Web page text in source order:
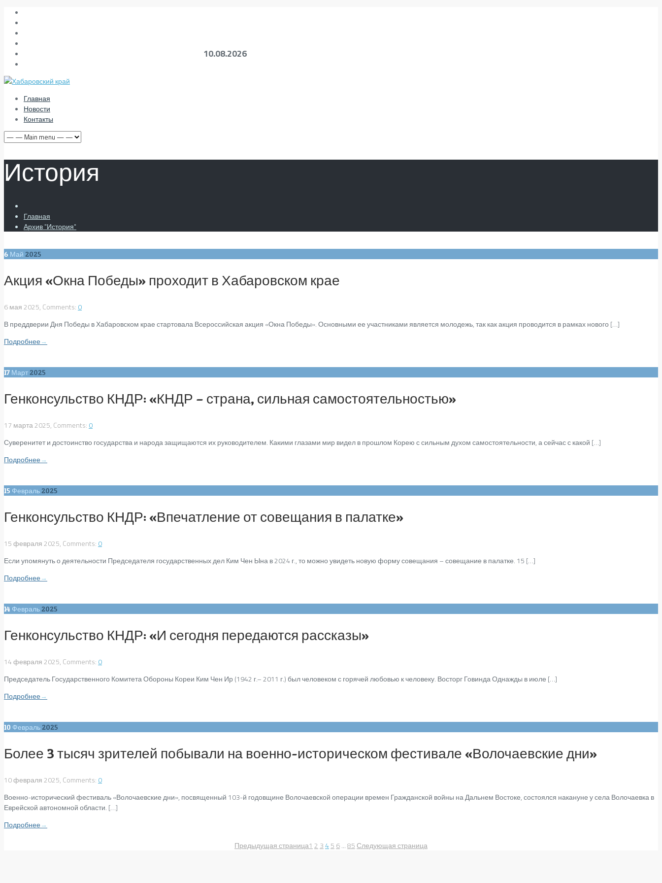
10.08.2026
Главная
Новости
Контакты
История
Главная
Архив "История"
6 Май 2025
Акция «Окна Победы» проходит в Хабаровском крае
6 мая 2025, Comments: 0
В преддверии Дня Победы в Хабаровском крае стартовала Всероссийская акция «Окна Победы». Основными ее участниками является молодежь, так как акция проводится в рамках нового […]
Подробнее→
17 Март2025
Генконсульство КНДР: «КНДР – страна, сильная самостоятельностью»
17 марта 2025, Comments: 0
Суверенитет и достоинство государства и народа защищаются их руководителем. Какими глазами мир видел в прошлом Корею с сильным духом самостоятельности, а сейчас с какой […]
Подробнее→
15 Февраль2025
Генконсульство КНДР: «Впечатление от совещания в палатке»
15 февраля 2025, Comments: 0
Если упомянуть о деятельности Председателя государственных дел Ким Чен Ына в 2024 г., то можно увидеть новую форму совещания – совещание в палатке. 15 […]
Подробнее→
14 Февраль2025
Генконсульство КНДР: «И сегодня передаются рассказы»
14 февраля 2025, Comments: 0
Председатель Государственного Комитета Обороны Кореи Ким Чен Ир (1942 г.– 2011 г.) был человеком с горячей любовью к человеку. Восторг Говинда Однажды в июле […]
Подробнее→
10 Февраль2025
Более 3 тысяч зрителей побывали на военно-историческом фестивале «Волочаевские дни»
10 февраля 2025, Comments: 0
Военно-исторический фестиваль «Волочаевские дни», посвященный 103-й годовщине Волочаевской операции времен Гражданской войны на Дальнем Востоке, состоялся накануне у села Волочаевка в
Еврейской автономной области. […]
Подробнее→
Предыдущая страница1 2 345 6...85 Следующая страница